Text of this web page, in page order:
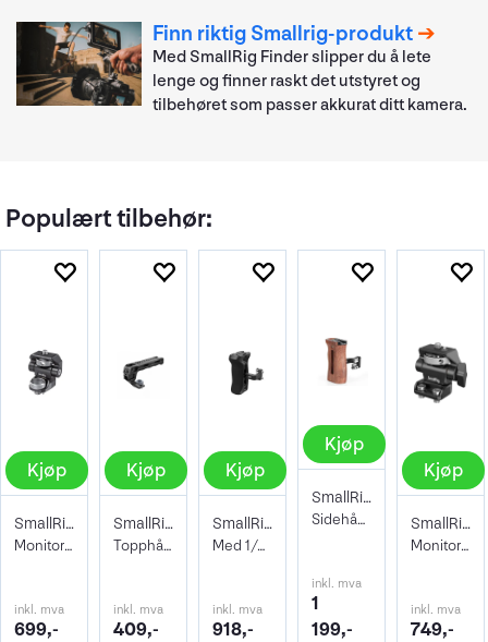
Finn riktig Smallrig-produkt
Med SmallRig Finder slipper du å lete
lenge og finner raskt det utstyret og
tilbehøret som passer akkurat ditt kamera.
Populært tilbehør:
Kjøp
SmallRig 2903 Swivel and Tilt Adjustable
Monitorholder ARRI-Mount
inkl. mva
699,-
Kjøp
SmallRig 3765 Top Handle ARRI Locating
Topphåndtak til Cage Arri feste
inkl. mva
409,-
Kjøp
SmallRig 4015 Side Handle 1/4" mount
Med 1/4" skruer for feste
inkl. mva
918,-
Kjøp
SmallRig 2093 Univ Wooden Side Handle
Sidehåndtak grep i tre, for kamerabur
inkl. mva
1
199,-
Kjøp
SmallRig 2904B Swivel/Tilt Monitor Mount
Monitorholder med skrufester
inkl. mva
749,-